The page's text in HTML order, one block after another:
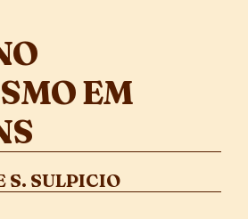
EM
S. SULPICIO